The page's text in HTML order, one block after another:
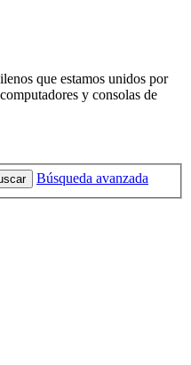
que estamos unidos por
y consolas de
Búsqueda avanzada